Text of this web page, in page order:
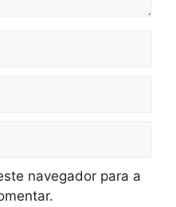
navegador para a